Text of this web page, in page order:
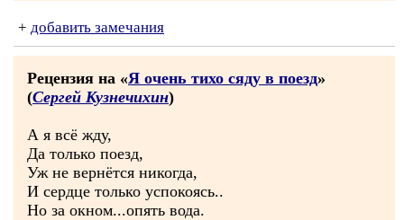
+ добавить замечания
Рецензия на «Я очень тихо сяду в поезд»
(Сергей Кузнечихин)
А я всё жду,
Да только поезд,
Уж не вернётся никогда,
И сердце только успокоясь..
Но за окном...опять вода.